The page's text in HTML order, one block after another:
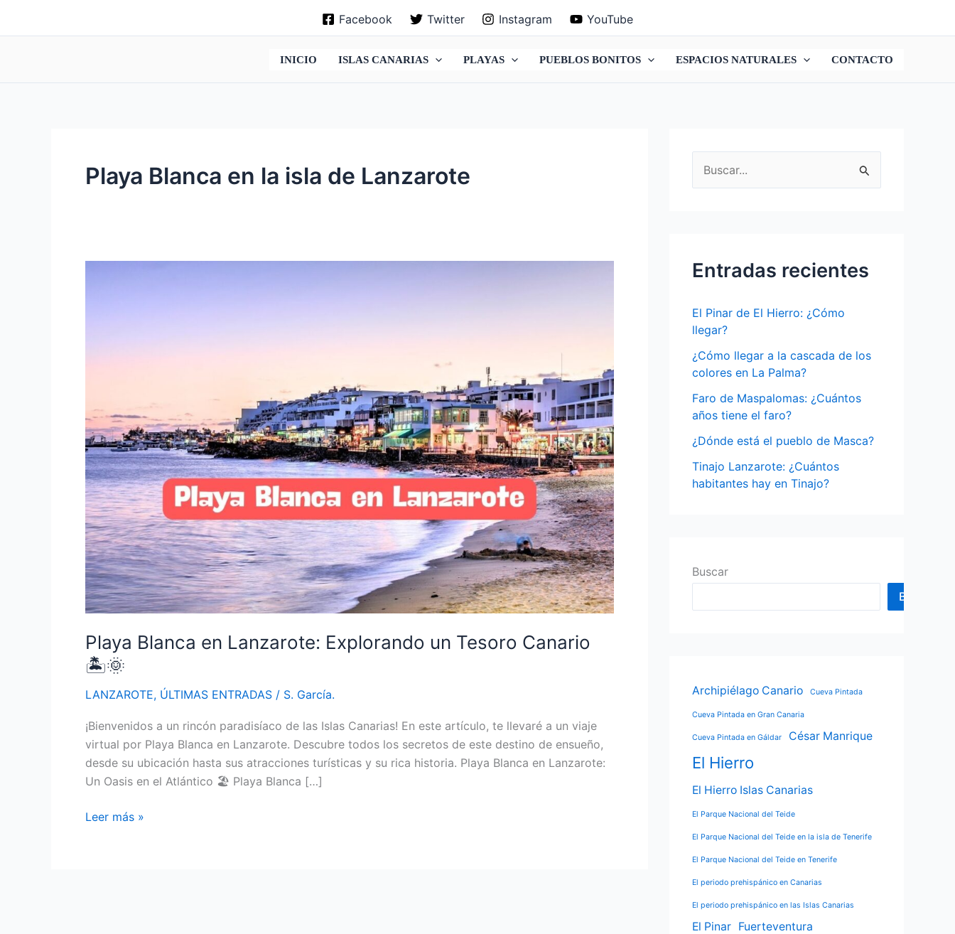
Facebook Twitter Instagram YouTube
INICIO ISLAS CANARIAS PLAYAS PUEBLOS BONITOS ESPACIOS NATURALES CONTACTO
Playa Blanca en la isla de Lanzarote
Playa Blanca en Lanzarote: Explorando un Tesoro Canario
🏝️🌞
LANZAROTE, ÚLTIMAS ENTRADAS / S. García.
¡Bienvenidos a un rincón paradisíaco de las Islas Canarias! En este artículo, te llevaré a un viaje
virtual por Playa Blanca en Lanzarote. Descubre todos los secretos de este destino de ensueño,
desde su ubicación hasta sus atracciones turísticas y su rica historia. Playa Blanca en Lanzarote:
Un Oasis en el Atlántico 🏖️ Playa Blanca […]
Playa
Leer más »
u
r
o
:
Entradas recientes
El Pinar de El Hierro: ¿Cómo
llegar?
¿Cómo llegar a la cascada de los
colores en La Palma?
Faro de Maspalomas: ¿Cuántos
años tiene el faro?
¿Dónde está el pueblo de Masca?
Tinajo Lanzarote: ¿Cuántos
habitantes hay en Tinajo?
Buscar
Buscar
Archipiélago Canario Cueva Pintada
Cueva Pintada en Gran Canaria
Cueva Pintada en Gáldar César Manrique
El Hierro
El Hierro Islas Canarias
El Parque Nacional del Teide
El Parque Nacional del Teide en la isla de Tenerife
El Parque Nacional del Teide en Tenerife
El periodo prehispánico en Canarias
El periodo prehispánico en las Islas Canarias
El Pinar Fuerteventura